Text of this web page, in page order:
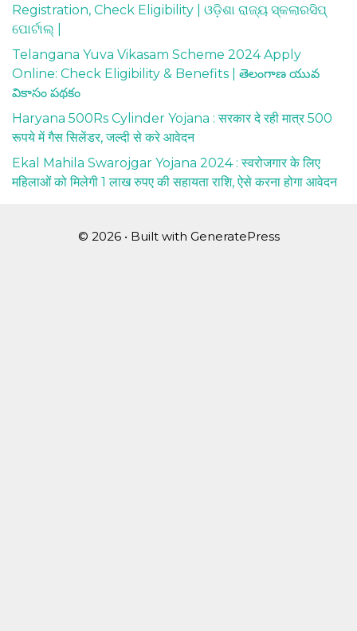
Registration, Check Eligibility | ଓଡ଼ିଶା ରାଜ୍ୟ ସ୍କଲାରସିପ୍
ପୋର୍ଟାଲ୍ |
Telangana Yuva Vikasam Scheme 2024 Apply
Online: Check Eligibility & Benefits | తెలంగాణ యువ
వికాసం పథకం
Haryana 500Rs Cylinder Yojana : सरकार दे रही मात्र 500
रूपये में गैस सिलेंडर, जल्दी से करे आवेदन
Ekal Mahila Swarojgar Yojana 2024 : स्वरोजगार के लिए
महिलाओं को मिलेगी 1 लाख रुपए की सहायता राशि, ऐसे करना होगा आवेदन
© 2026 • Built with GeneratePress